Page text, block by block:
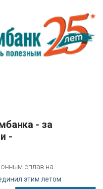
-
сплав на
этим летом